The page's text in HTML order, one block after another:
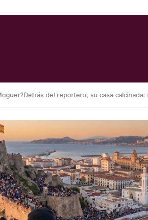
Detrás del reportero, su casa calcinada: